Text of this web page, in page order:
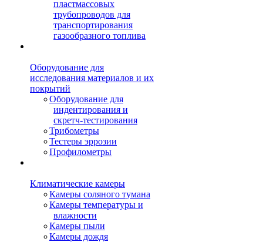
пластмассовых
трубопроводов для
транспортирования
газообразного топлива
Оборудование для
исследования материалов и их
покрытий
Оборудование для
индентирования и
скретч-тестирования
Трибометры
Тестеры эррозии
Профилометры
Климатические камеры
Камеры соляного тумана
Камеры температуры и
влажности
Камеры пыли
Камеры дождя